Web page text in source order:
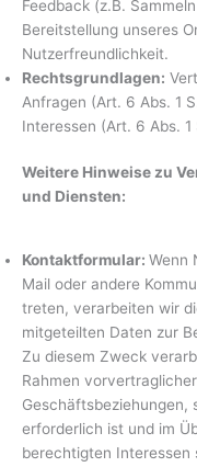
Feedback (z.B.
Bereitstellung unseres
Nutzerfreundlichkeit.
Rechtsgrundlagen:
Anfragen (Art. 6 Abs. 1
Interessen (Art. 6 Abs. 1
Weitere Hinweise zu
und Diensten:
Kontaktformular: Wenn
Mail oder andere
treten, verarbeiten wir
mitgeteilten Daten zur
Zu diesem Zweck
Rahmen
Geschäftsbeziehungen,
erforderlich ist und im
berechtigten Interessen